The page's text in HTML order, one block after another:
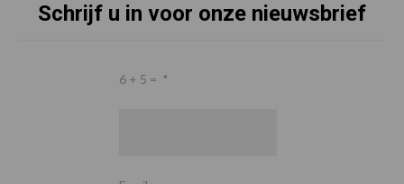
Schrijf u in voor onze nieuwsbrief
6 + 5 = *